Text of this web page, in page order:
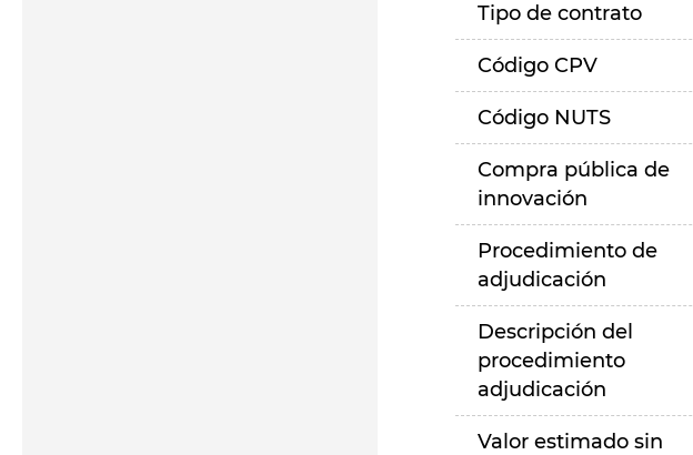
Tipo de contrato
Código CPV
Código NUTS
Compra pública de
innovación
Procedimiento de
adjudicación
Descripción del
procedimiento
adjudicación
Valor estimado sin